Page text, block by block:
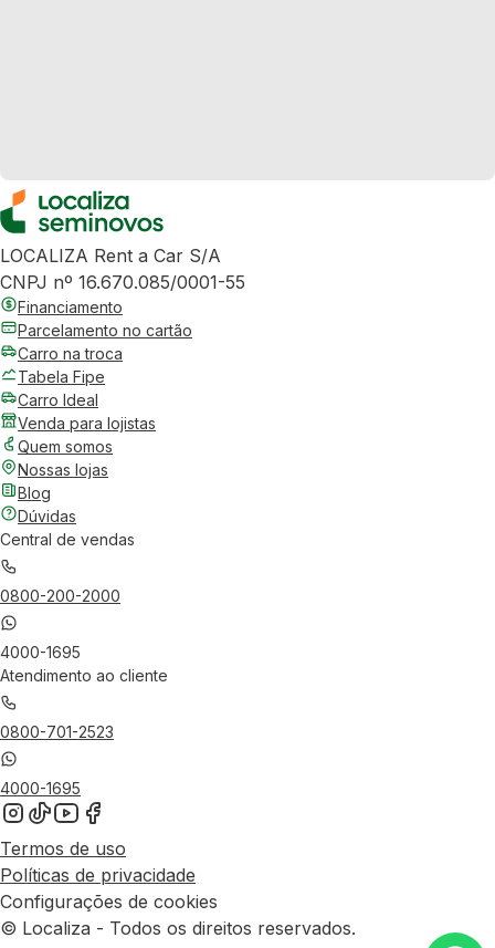
LOCALIZA Rent a Car S/A
CNPJ nº 16.670.085/0001-55
Financiamento
Parcelamento no cartão
Carro na troca
Tabela Fipe
Carro Ideal
Venda para lojistas
Quem somos
Nossas lojas
Blog
Dúvidas
Central de vendas
0800-200-2000
4000-1695
Atendimento ao cliente
0800-701-2523
4000-1695
Termos de uso
Políticas de privacidade
Configurações de cookies
© Localiza - Todos os direitos reservados.